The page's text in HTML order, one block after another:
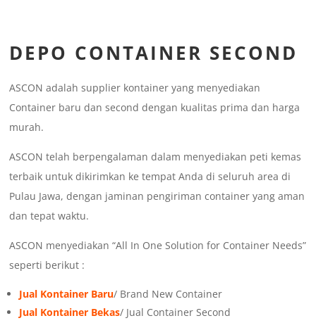
DEPO CONTAINER SECOND
ASCON adalah supplier kontainer yang menyediakan
Container baru dan second dengan kualitas prima dan harga
murah.
ASCON telah berpengalaman dalam menyediakan peti kemas
terbaik untuk dikirimkan ke tempat Anda di seluruh area di
Pulau Jawa, dengan jaminan pengiriman container yang aman
dan tepat waktu.
ASCON menyediakan “All In One Solution for Container Needs”
seperti berikut :
Jual Kontainer Baru/ Brand New Container
Jual Kontainer Bekas/ Jual Container Second